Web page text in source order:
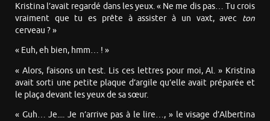
Kristina l’avait regardé dans les yeux. « Ne me dis pas… Tu crois
vraiment que tu es prête à assister à un vaxt, avec ton
cerveau ? »
« Euh, eh bien, hmm… ! »
« Alors, faisons un test. Lis ces lettres pour moi, Al. » Kristina
avait sorti une petite plaque d’argile qu’elle avait préparée et
le plaça devant les yeux de sa sœur.
« Guh… Je.... Je n’arrive pas à le lire…, » le visage d’Albertina